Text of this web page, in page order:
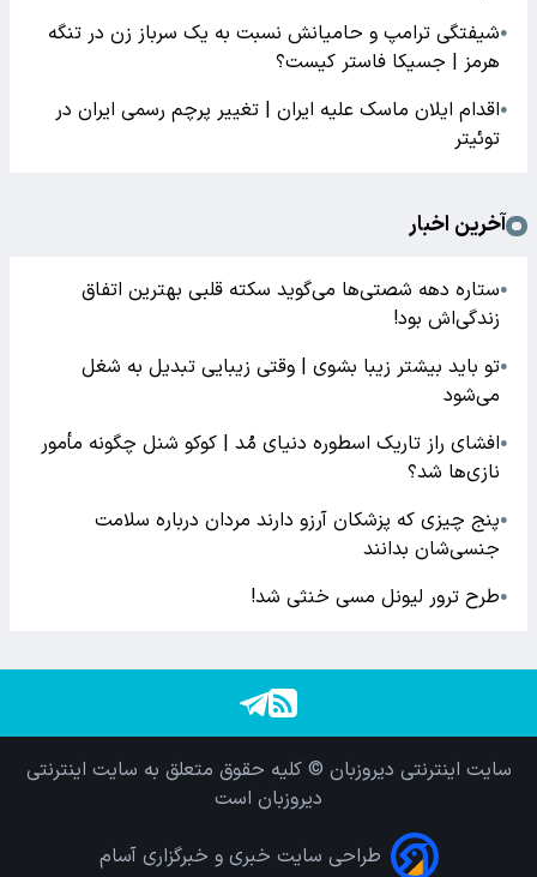
●شیفتگی ترامپ و حامیانش نسبت به یک سرباز زن در تنگه
هرمز | جسیکا فاستر کیست؟
●اقدام ایلان ماسک علیه ایران | تغییر پرچم رسمی ایران در
توئیتر
آخرین اخبار
●ستاره دهه شصتی‌ها می‌گوید سکته قلبی بهترین اتفاق
زندگی‌اش بود!
●تو باید بیشتر زیبا بشوی | وقتی زیبایی تبدیل به شغل
می‌شود
●افشای راز تاریک اسطوره دنیای مُد | کوکو شنل چگونه مأمور
نازی‌ها شد؟
●پنج چیزی که پزشکان آرزو دارند مردان درباره سلامت
جنسی‌شان بدانند
●طرح ترور لیونل مسی خنثی شد!
سایت اینترنتی دیروزبان © کلیه حقوق متعلق به سایت اینترنتی
دیروزبان است
طراحی سایت خبری و خبرگزاری آسام